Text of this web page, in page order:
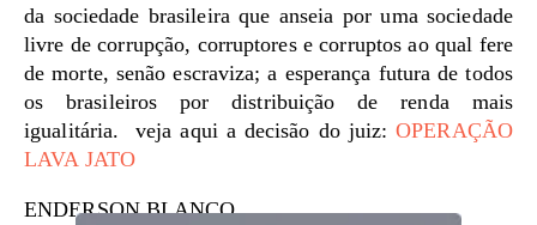
da sociedade brasileira que anseia por uma sociedade
livre de corrupção, corruptores e corruptos ao qual fere
de morte, senão escraviza; a esperança futura de todos
os brasileiros por distribuição de renda mais
igualitária. veja aqui a decisão do juiz:OPERAÇÃO
LAVA JATO
ENDERSON BLANCO